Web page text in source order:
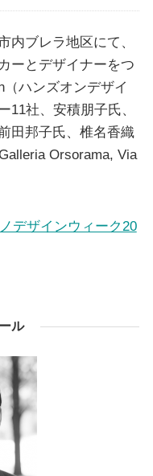
内ブレラ地区にて、
ーとデザイナーをつ
ハンズオンデザイ
11社、安積朋子氏、
田邦子氏、椎名香織
Orsorama, Via
デザインウィーク20
ル